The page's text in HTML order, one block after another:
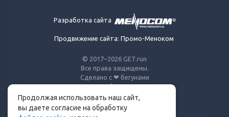
© 2017–2026 GET.run
Все права защищены.
Сделано с ❤ бегунами
для бегунов
Телеграм-канал Get.run
Разработка сайта
Продвижение сайта: Промо-Меноком
Продолжая использовать наш сайт,
вы даете согласие на обработку